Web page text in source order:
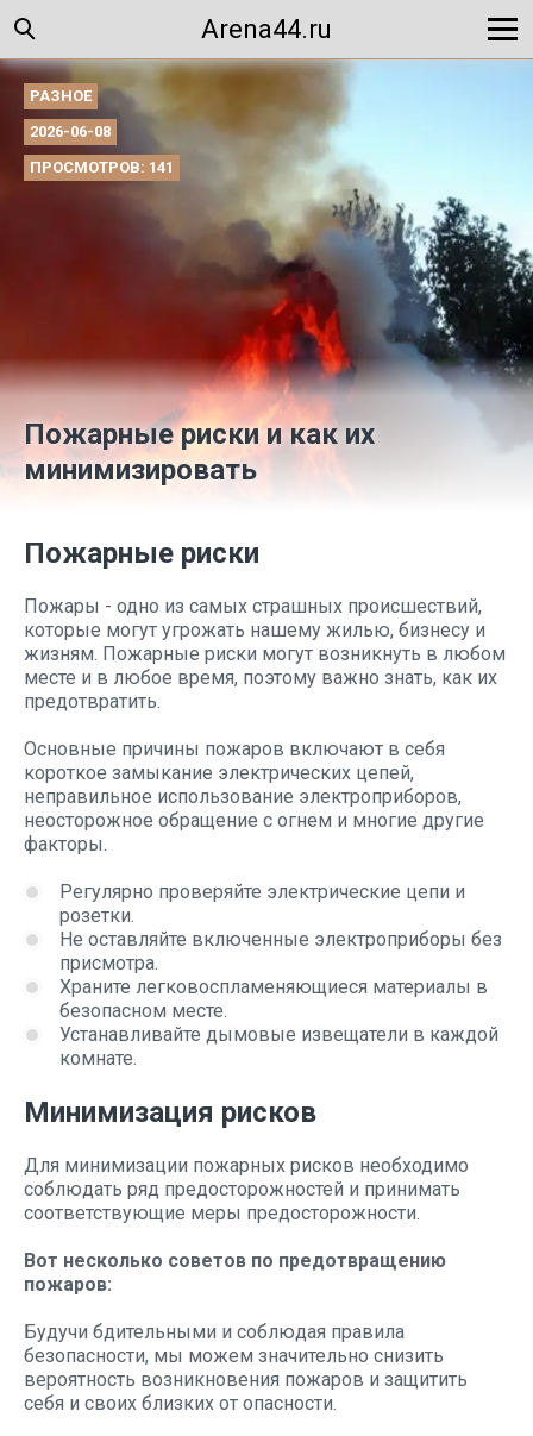
Arena44.ru
РАЗНОЕ
2026-06-08
ПРОСМОТРОВ: 141
Пожарные риски и как их
минимизировать
Пожарные риски
Пожары - одно из самых страшных происшествий,
которые могут угрожать нашему жилью, бизнесу и
жизням. Пожарные риски могут возникнуть в любом
месте и в любое время, поэтому важно знать, как их
предотвратить.
Основные причины пожаров включают в себя
короткое замыкание электрических цепей,
неправильное использование электроприборов,
неосторожное обращение с огнем и многие другие
факторы.
Регулярно проверяйте электрические цепи и
розетки.
Не оставляйте включенные электроприборы без
присмотра.
Храните легковоспламеняющиеся материалы в
безопасном месте.
Устанавливайте дымовые извещатели в каждой
комнате.
Минимизация рисков
Для минимизации пожарных рисков необходимо
соблюдать ряд предосторожностей и принимать
соответствующие меры предосторожности.
Вот несколько советов по предотвращению
пожаров:
Будучи бдительными и соблюдая правила
безопасности, мы можем значительно снизить
вероятность возникновения пожаров и защитить
себя и своих близких от опасности.